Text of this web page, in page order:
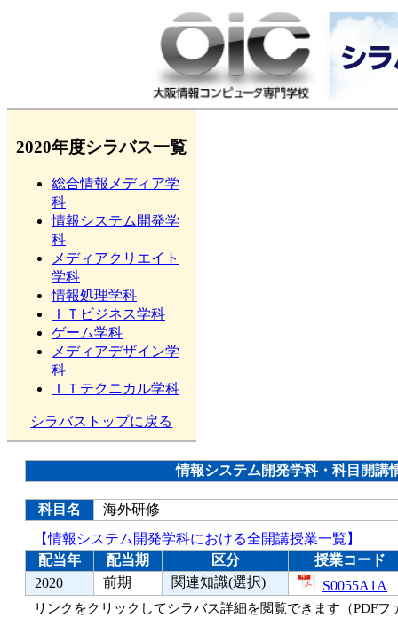
2020年度シラバス一覧
総合情報メディア学
科
情報システム開発学
科
メディアクリエイト
学科
情報処理学科
ＩＴビジネス学科
ゲーム学科
メディアデザイン学
科
ＩＴテクニカル学科
シラバストップに戻る
情報システム開発学科・科目開講
科目名
海外研修
【情報システム開発学科における全開講授業一覧】
配当年
配当期 区分
授業コード
2020
前期 関連知識(選択) S0055A1A
リンクをクリックしてシラバス詳細を閲覧できます（PDFフ